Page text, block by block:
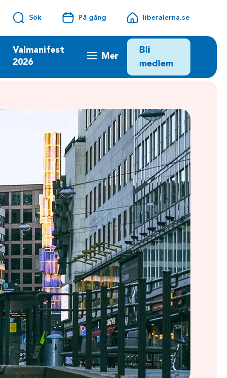
Sök På gång liberalerna.se
Valmanifest
2026
Mer
Bli
medlem